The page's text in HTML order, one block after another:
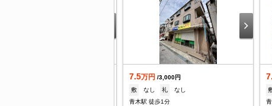
7.5万円 /3,000円
敷
なし 礼
なし
青木駅 徒歩1分